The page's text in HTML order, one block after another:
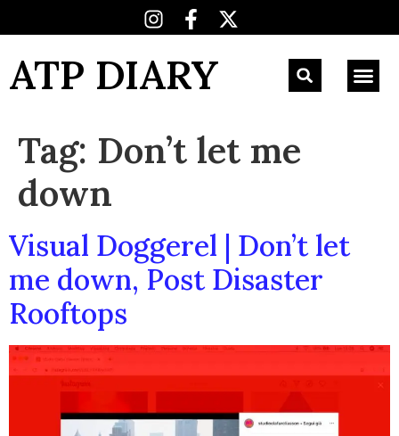
ATP DIARY
Tag: Don’t let me
down
Visual Doggerel | Don’t let
me down, Post Disaster
Rooftops